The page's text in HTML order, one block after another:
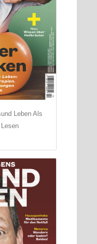
Leben Als